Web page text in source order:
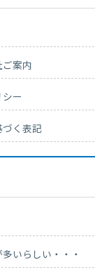
案内
ー
づく表記
いらしい・・・